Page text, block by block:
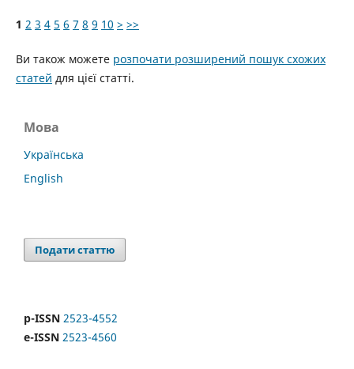
1 2 3 4 5 6 7 8 9 10 > >>
Ви також можете розпочати розширений пошук схожих
статей для цієї статті.
Мова
Українська
English
Подати статтю
p-ISSN 2523-4552
e-ISSN 2523-4560